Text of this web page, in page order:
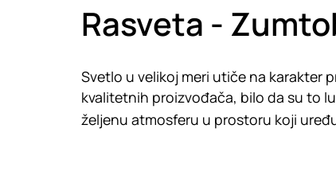
Rasveta -
Svetlo u velikoj meri utiče na karakter
kvalitetnih proizvođača, bilo da su to
željenu atmosferu u prostoru koji